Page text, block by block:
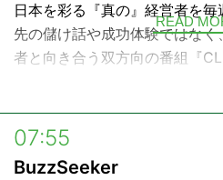
日本を彩る『真の』経営者を
先の儲け話や成功体験ではな
者と向き合う双方向の番組『
今と未来を学んでいきます。
ナビゲーターはラジオ局から大
READ
07:55
BuzzSeeker